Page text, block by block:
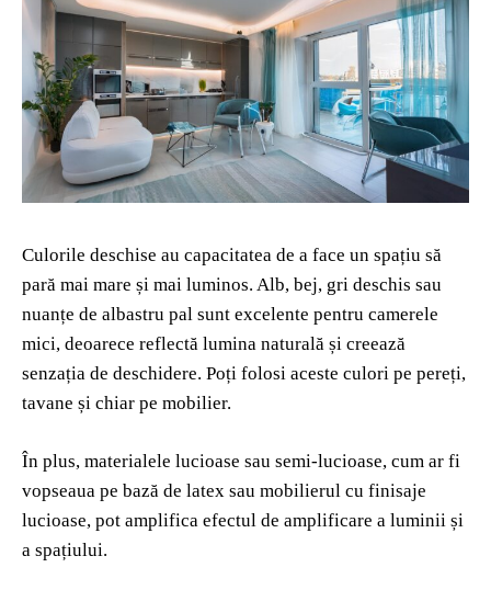
Culorile deschise au capacitatea de a face un spațiu să
pară mai mare și mai luminos. Alb, bej, gri deschis sau
nuanțe de albastru pal sunt excelente pentru camerele
mici, deoarece reflectă lumina naturală și creează
senzația de deschidere. Poți folosi aceste culori pe pereți,
tavane și chiar pe mobilier.
În plus, materialele lucioase sau semi-lucioase, cum ar fi
vopseaua pe bază de latex sau mobilierul cu finisaje
lucioase, pot amplifica efectul de amplificare a luminii și
a spațiului.